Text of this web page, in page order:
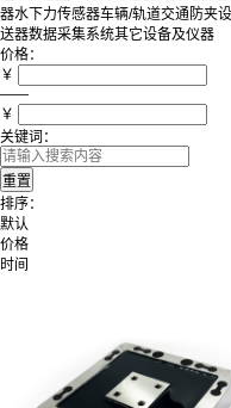
器水下力传感器车辆/轨道交通防夹
送器数据采集系统其它设备及仪器
价格：
￥
——
￥
关键词：
排序：
默认
价格
时间